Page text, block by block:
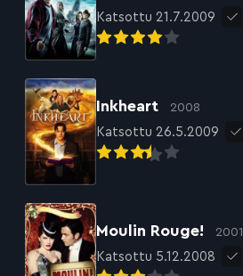
Katsottu 21.7.2009
Inkheart 2008
Katsottu 26.5.2009
Moulin Rouge! 2001
Katsottu 5.12.2008